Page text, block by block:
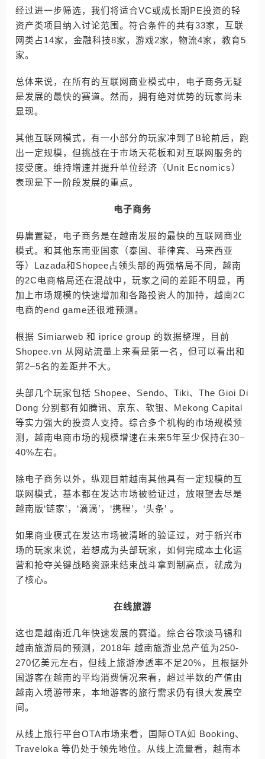
经过进一步筛选，我们将适合VC或成长期PE投资的轻
资产类项目纳入讨论范围。符合条件的共有33家，互联
网类占14家，金融科技8家，游戏2家，物流4家，教育5
家。
总体来说，在所有的互联网商业模式中，电子商务无疑
是发展的最快的赛道。然而，拥有绝对优势的玩家尚未
显现。
其他互联网模式，有一小部分的玩家冲到了B轮前后，跑
出一定规模，但挑战在于市场天花板和对互联网服务的
接受度。维持增速并提升单位经济（Unit Ecnomics）
表现是下一阶段发展的重点。
电子商务
毋庸置疑，电子商务是在越南发展的最快的互联网商业
模式。和其他东南亚国家（泰国、菲律宾、马来西亚
等）Lazada和Shopee占领头部的两强格局不同，越南
的2C电商格局还在混战中，玩家之间的差距不明显，再
加上市场规模的快速增加和各路投资人的加持，越南2C
电商的end game还很难预测。
根据 Simiarweb 和 iprice group 的数据整理，目前
Shopee.vn 从网站流量上来看是第一名，但可以看出和
第2–5名的差距并不大。
头部几个玩家包括 Shopee、Sendo、Tiki、The Gioi Di
Dong 分别都有如腾讯、京东、软银、Mekong Capital
等实力强大的投资人支持。综合多个机构的市场规模预
测，越南电商市场的规模增速在未来5年至少保持在30–
40%左右。
除电子商务以外，纵观目前越南其他具有一定规模的互
联网模式，基本都在发达市场被验证过，放眼望去尽是
越南版‘链家’，‘滴滴’，‘携程’，‘头条’ 。
如果商业模式在发达市场被清晰的验证过，对于新兴市
场的玩家来说，若想成为头部玩家，如何完成本土化运
营和抢夺关键战略资源来结束战斗拿到制高点，就成为
了核心。
在线旅游
这也是越南近几年快速发展的赛道。综合谷歌淡马锡和
越南旅游局的预测，2018年 越南旅游业总产值为250-
270亿美元左右，但线上旅游渗透率不足20%，且根据外
国游客在越南的平均消费情况来看，超过半数的产值由
越南入境游带来，本地游客的旅行需求仍有很大发展空
间。
从线上旅行平台OTA市场来看，国际OTA如 Booking、
Traveloka 等仍处于领先地位。从线上流量看，越南本